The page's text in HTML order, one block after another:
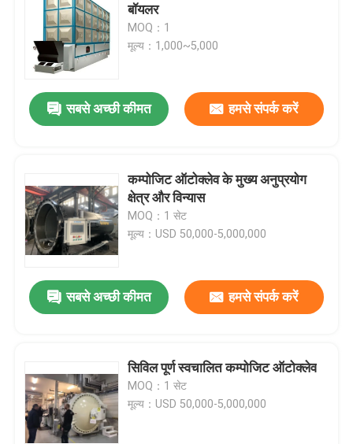
बॉयलर
MOQ：1
मूल्य：1,000~5,000
सबसे अच्छी कीमत हमसे संपर्क करें
कम्पोजिट ऑटोक्लेव के मुख्य अनुप्रयोग
क्षेत्र और विन्यास
MOQ：1 सेट
मूल्य：USD 50,000-5,000,000
सबसे अच्छी कीमत हमसे संपर्क करें
सिविल पूर्ण स्वचालित कम्पोजिट ऑटोक्लेव
MOQ：1 सेट
मूल्य：USD 50,000-5,000,000